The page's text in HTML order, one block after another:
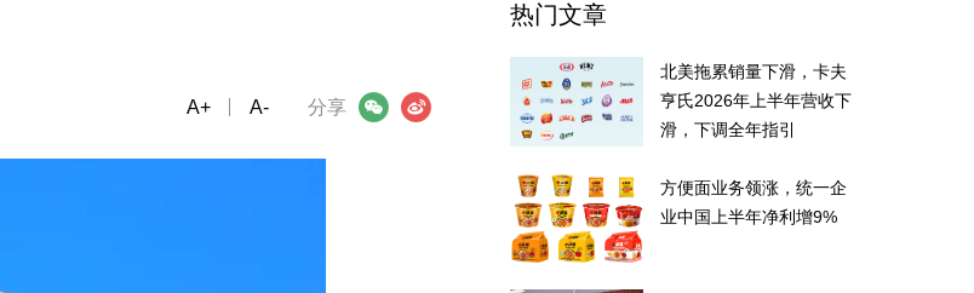
分享
微信 微博
A+ A-
热门文章
北美拖累销量下滑，卡夫
亨氏2026年上半年营收下
滑，下调全年指引
方便面业务领涨，统一企
业中国上半年净利增9%